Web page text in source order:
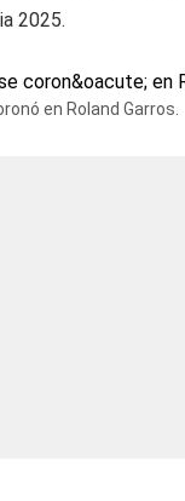
2025.
en Roland Garros.